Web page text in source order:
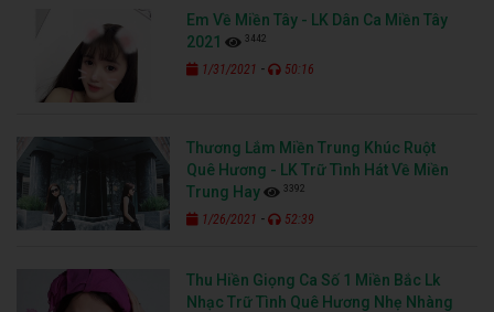
Em Về Miền Tây - LK Dân Ca Miền Tây
2021
3442
1/31/2021 - 50:16
Thương Lắm Miền Trung Khúc Ruột
Quê Hương - LK Trữ Tình Hát Về Miền
Trung Hay
3392
1/26/2021 - 52:39
Thu Hiền Giọng Ca Số 1 Miền Bắc Lk
Nhạc Trữ Tình Quê Hương Nhẹ Nhàng